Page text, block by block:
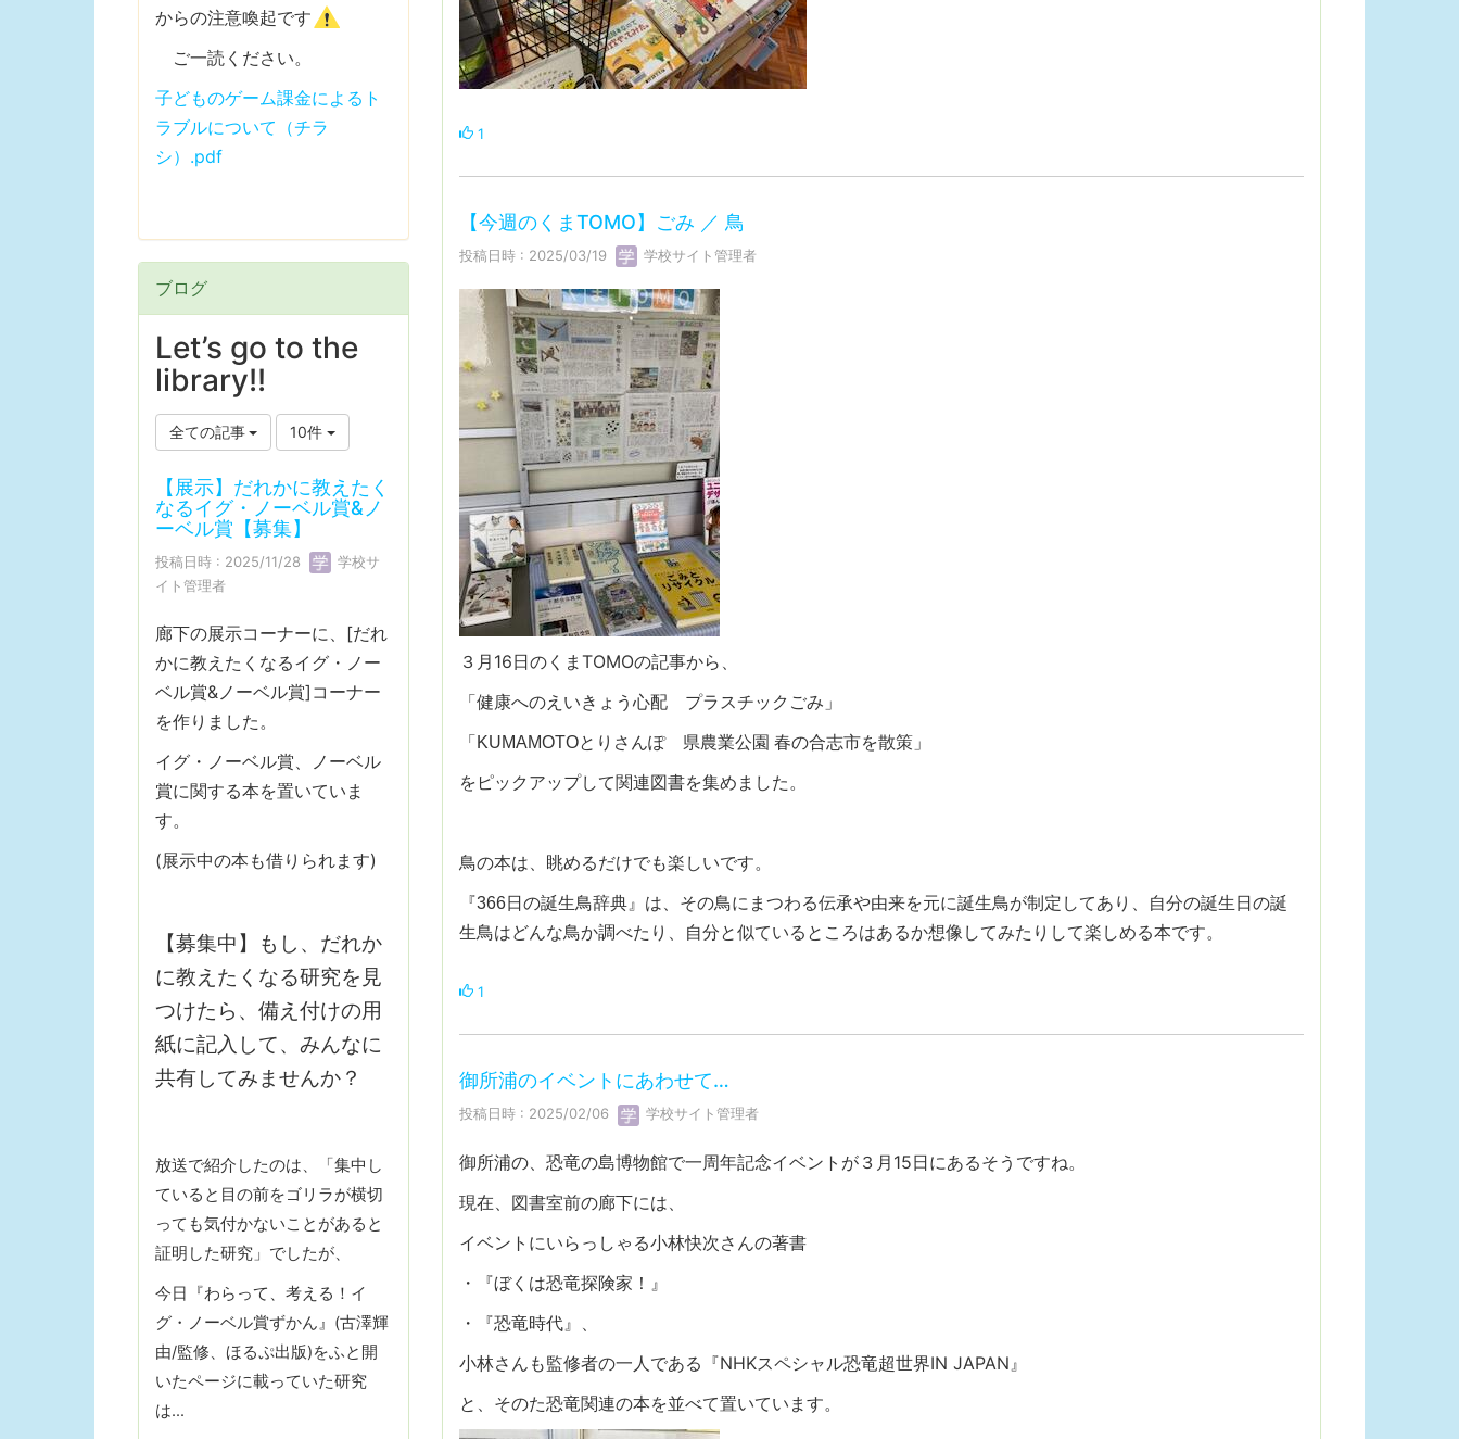
1
【今週のくまTOMO】ごみ ／ 鳥
投稿日時 : 2025/03/19 学校サイト管理者
３月16日のくまTOMOの記事から、
「健康へのえいきょう心配 プラスチックごみ」
「KUMAMOTOとりさんぽ 県農業公園 春の合志市を散策」
をピックアップして関連図書を集めました。
鳥の本は、眺めるだけでも楽しいです。
『366日の誕生鳥辞典』は、その鳥にまつわる伝承や由来を元に誕生鳥が制定してあり、自分の誕生日の誕
生鳥はどんな鳥か調べたり、自分と似ているところはあるか想像してみたりして楽しめる本です。
1
御所浦のイベントにあわせて…
投稿日時 : 2025/02/06 学校サイト管理者
御所浦の、恐竜の島博物館で一周年記念イベントが３月15日にあるそうですね。
現在、図書室前の廊下には、
イベントにいらっしゃる小林快次さんの著書
・『ぼくは恐竜探険家！』
・『恐竜時代』、
小林さんも監修者の一人である『NHKスペシャル恐竜超世界IN JAPAN』
と、そのた恐竜関連の本を並べて置いています。
からの注意喚起です
ご一読ください。
子どものゲーム課金によるト
ラブルについて（チラ
シ）.pdf
ブログ
Let’s go to the
library!!
全ての記事 10件
【展示】だれかに教えたく
なるイグ・ノーベル賞&ノ
ーベル賞【募集】
投稿日時 : 2025/11/28
学校サ
イト管理者
廊下の展示コーナーに、[だれ
かに教えたくなるイグ・ノー
ベル賞&ノーベル賞]コーナー
を作りました。
イグ・ノーベル賞、ノーベル
賞に関する本を置いていま
す。
(展示中の本も借りられます)
【募集中】もし、だれか
に教えたくなる研究を見
つけたら、備え付けの用
紙に記入して、みんなに
共有してみませんか？
放送で紹介したのは、「集中し
ていると目の前をゴリラが横切
っても気付かないことがあると
証明した研究」でしたが、
今日『わらって、考える！イ
グ・ノーベル賞ずかん』(古澤輝
由/監修、ほるぷ出版)をふと開
いたページに載っていた研究
は…